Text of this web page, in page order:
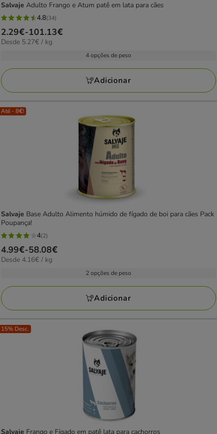
Salvaje Adulto Frango e Atum patê em lata para cães
4.8
estrelas
com
avaliações
4.8(34)
Preço
de
101.13€
2.29€-101.13€
5.27€
Desde 5.27€ / kg
4 opções de peso
Adicionar
Até - 8€!
Salvaje Base Adulto Alimento húmido de fígado de boi para cães Pack
Poupança!
4
estrelas
com
avaliações
4(2)
Preço
de
58.08€
4.99€-58.08€
4.16€
Desde 4.16€ / kg
2 opções de peso
Adicionar
15% Desc.
Salvaje Frango e Fígado em patê lata para cachorros